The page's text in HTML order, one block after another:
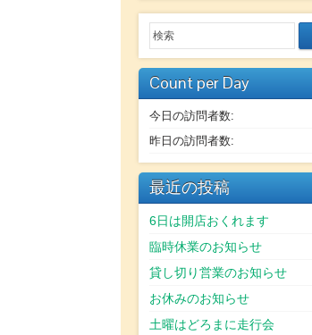
Count per Day
今日の訪問者数:
昨日の訪問者数:
最近の投稿
6日は開店おくれます
臨時休業のお知らせ
貸し切り営業のお知らせ
お休みのお知らせ
土曜はどろまに走行会